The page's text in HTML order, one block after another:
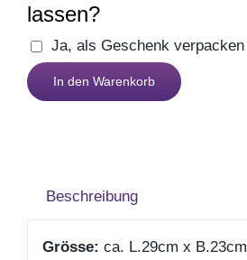
lassen?
Ja, als Geschenk verpacken
Du
fehlst
In den Warenkorb
Beschreibung
Grösse: ca. L.29cm x B.23cm